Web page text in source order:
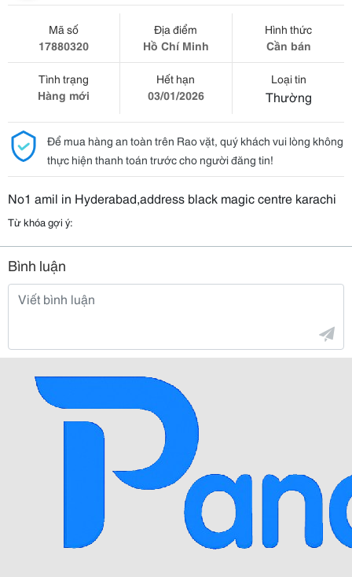
Mã số
17880320
Địa điểm
Hồ Chí Minh
Hình thức
Cần bán
Tình trạng
Hàng mới
Hết hạn
03/01/2026
Loại tin
Thường
Để mua hàng an toàn trên Rao vặt, quý khách vui lòng không
thực hiện thanh toán trước cho người đăng tin!
No1 amil in Hyderabad,address black magic centre karachi
Từ khóa gợi ý:
Bình luận